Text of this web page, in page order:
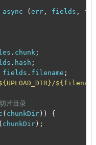
async ( err , fields ,
. chunk ;
. hash ;
fields . filename ;
片目录
( chunkDir ))
{
( chunkDir );